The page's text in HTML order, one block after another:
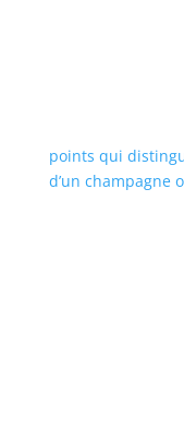
points qui
d’un champagne